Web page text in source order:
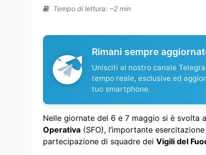
Tempo di lettura: ~2 min
Rimani sempre
Unisciti al nostro canale
tempo reale, esclusive ed
tuo smartphone.
Nelle giornate del 6 e 7 maggio si è svolta a
Operativa (SFO), l’importante
partecipazione di squadre dei Vigili del